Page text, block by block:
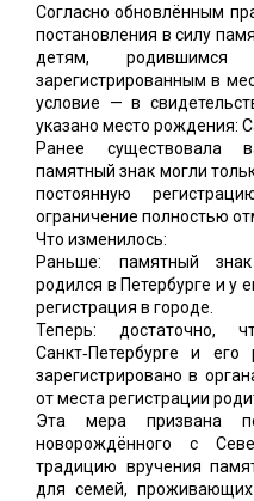
Согласно обновлённым
постановления в силу
детям, родившимся
зарегистрированным в
условие — в
указано место рождения:
Ранее существовала
памятный знак могли
постоянную
ограничение полностью
Что изменилось:
Раньше: памятный
родился в Петербурге и у
регистрация в городе.
Теперь: достаточно,
Санкт‑Петербурге и
зарегистрировано в
от места регистрации
Эта мера призвана
новорождённого с
традицию вручения
для семей,